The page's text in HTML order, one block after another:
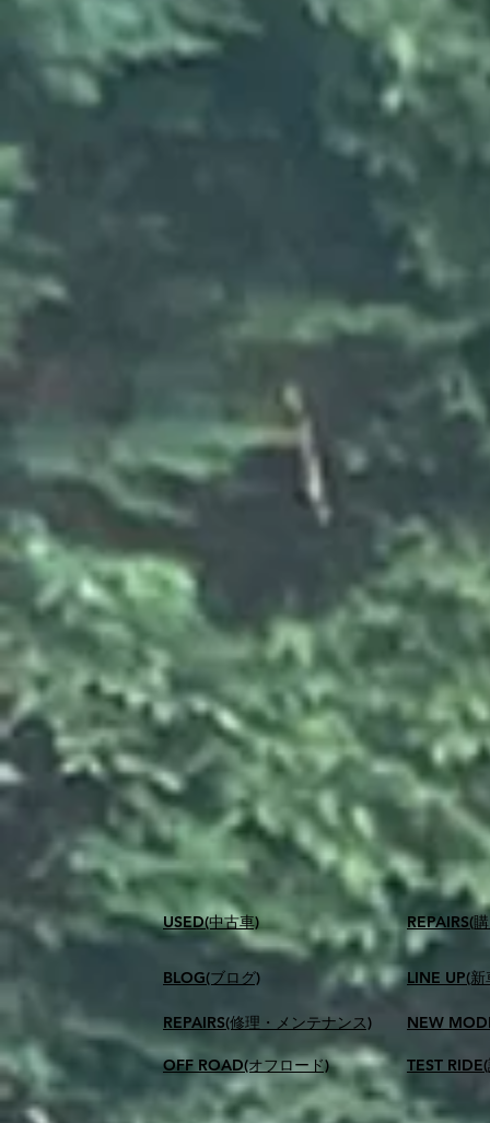
USED(中古車)
BLOG(ブログ)
REPAIRS(修理・メンテナンス)
OFF ROAD(オフロード)
​REPAIRS(
LINE UP(
NEW
TEST